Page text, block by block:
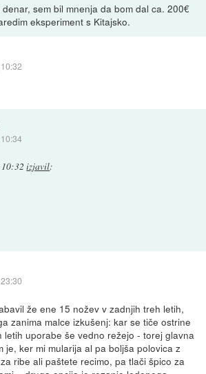
sem bil mnenja da bom dal ca. 200€
eksperiment s Kitajsko.
izjavil:
že ene 15 nožev v zadnjih treh letih,
zanima malce izkušenj: kar se tiče ostrine
letih uporabe še vedno režejo - torej glavna
je, ker mi mularija al pa boljša polovica z
ribe ali paštete recimo, pa tlači špico za